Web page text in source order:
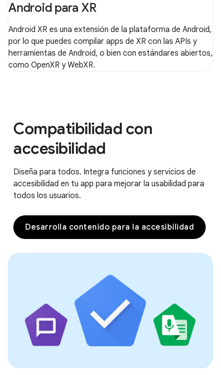
Android para XR
Android XR es una extensión de la plataforma de Android,
por lo que puedes compilar apps de XR con las APIs y
herramientas de Android, o bien con estándares abiertos,
como OpenXR y WebXR.
Compatibilidad con
accesibilidad
Diseña para todos. Integra funciones y servicios de
accesibilidad en tu app para mejorar la usabilidad para
todos los usuarios.
Desarrolla contenido para la accesibilidad